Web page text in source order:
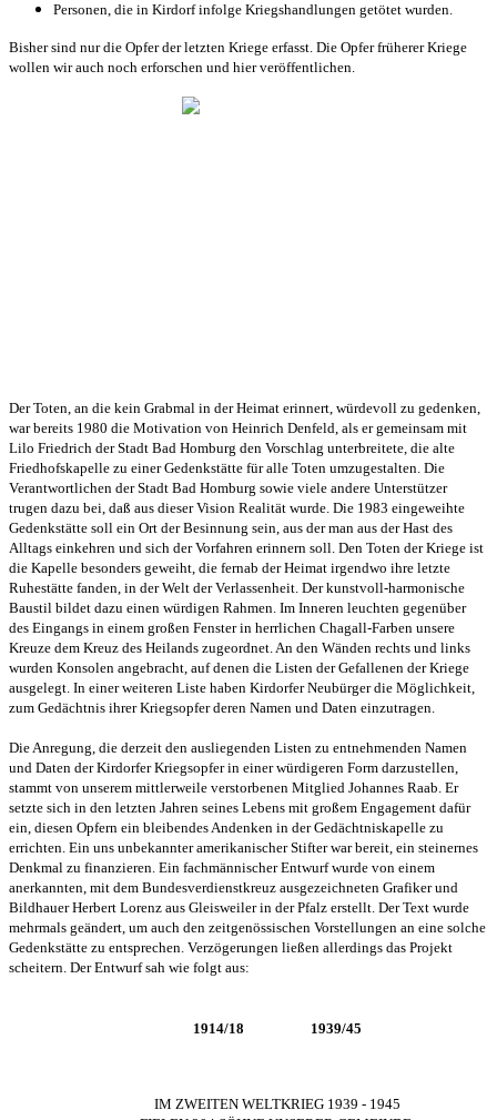
Personen, die in Kirdorf infolge Kriegshandlungen getötet wurden.
Bisher sind nur die Opfer der letzten Kriege erfasst. Die Opfer früherer Kriege
wollen wir auch noch erforschen und hier veröffentlichen.
Der Toten, an die kein Grabmal in der Heimat erinnert, würdevoll zu gedenken,
war bereits 1980 die Motivation von Heinrich Denfeld, als er gemeinsam mit
Lilo Friedrich der Stadt Bad Homburg den Vorschlag unterbreitete, die alte
Friedhofskapelle zu einer Gedenkstätte für alle Toten umzugestalten. Die
Verantwortlichen der Stadt Bad Homburg sowie viele andere Unterstützer
trugen dazu bei, daß aus dieser Vision Realität wurde. Die 1983 eingeweihte
Gedenkstätte soll ein Ort der Besinnung sein, aus der man aus der Hast des
Alltags einkehren und sich der Vorfahren erinnern soll. Den Toten der Kriege ist
die Kapelle besonders geweiht, die fernab der Heimat irgendwo ihre letzte
Ruhestätte fanden, in der Welt der Verlassenheit. Der kunstvoll-harmonische
Baustil bildet dazu einen würdigen Rahmen. Im Inneren leuchten gegenüber
des Eingangs in einem großen Fenster in herrlichen Chagall-Farben unsere
Kreuze dem Kreuz des Heilands zugeordnet. An den Wänden rechts und links
wurden Konsolen angebracht, auf denen die Listen der Gefallenen der Kriege
ausgelegt. In einer weiteren Liste haben Kirdorfer Neubürger die Möglichkeit,
zum Gedächtnis ihrer Kriegsopfer deren Namen und Daten einzutragen.
Die Anregung, die derzeit den ausliegenden Listen zu entnehmenden Namen
und Daten der Kirdorfer Kriegsopfer in einer würdigeren Form darzustellen,
stammt von unserem mittlerweile verstorbenen Mitglied Johannes Raab. Er
setzte sich in den letzten Jahren seines Lebens mit großem Engagement dafür
ein, diesen Opfern ein bleibendes Andenken in der Gedächtniskapelle zu
errichten. Ein uns unbekannter amerikanischer Stifter war bereit, ein steinernes
Denkmal zu finanzieren. Ein fachmännischer Entwurf wurde von einem
anerkannten, mit dem Bundesverdienstkreuz ausgezeichneten Grafiker und
Bildhauer Herbert Lorenz aus Gleisweiler in der Pfalz erstellt. Der Text wurde
mehrmals geändert, um auch den zeitgenössischen Vorstellungen an eine solche
Gedenkstätte zu entsprechen. Verzögerungen ließen allerdings das Projekt
scheitern. Der Entwurf sah wie folgt aus:
1914/18 1939/45
IM ZWEITEN WELTKRIEG 1939 - 1945